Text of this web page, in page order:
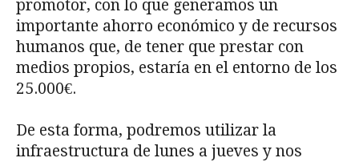
promotor, con lo que generamos un
importante ahorro económico y de recursos
humanos que, de tener que prestar con
medios propios, estaría en el entorno de los
25.000€.
De esta forma, podremos utilizar la
infraestructura de lunes a jueves y nos